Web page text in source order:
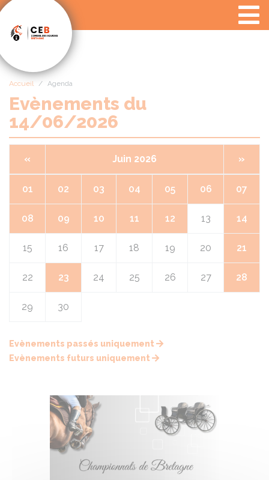
Accueil Agenda
Evènements du
14/06/2026
« Juin 2026 »
01 02 03 04 05 06 07
08 09 10 11 12 13 14
15 16 17 18 19 20 21
22 23 24 25 26 27 28
29 30
Evènements passés uniquement
Evènements futurs uniquement
Panneau de gestion des cookies